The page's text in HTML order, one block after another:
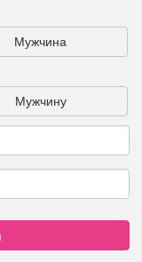
Мужчина
Мужчину